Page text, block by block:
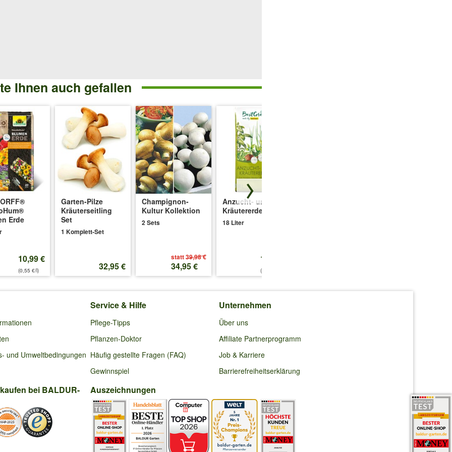
ca. 8 Tage um durchzuwachsen. Da Sie die Kultur erst erhalten haben,
Ggf. die Raumtemperatur lt. Anleitung anpassen.
:
Die Ernte erfolgt in mehreren Wellen, über einen Zeitraum von
sind normal.
:
:
dem gelieferten Kulturkasten bleiben.
Ernte wurde bereits verspeist, waren sehr lecker. War ziemlich
Kopf einen Durchmesser von 1cm bei der Ernte zwischen 3 und 5 cm
Ihnen auch gefallen
Erde
10,99 €
(0,55 €/l)
Garten-Pilze
Kräuterseitling
Set
1 Komplett-Set
32,95 €
Champignon-
Kultur Kollektion
2 Sets
statt39,98 €
34,95 €
Anzucht- und
Kräutererde
18 Liter
10,99 €
(0,61 €/l)
und Umweltbedingungen
Service & Hilfe
Pflege-Tipps
Pflanzen-Doktor
Häufig gestellte Fragen (FAQ)
Gewinnspiel
Unternehmen
Über uns
Affiliate Partnerprogramm
Job & Karriere
Barrierefreiheitserklärung
bei BALDUR- Auszeichnungen